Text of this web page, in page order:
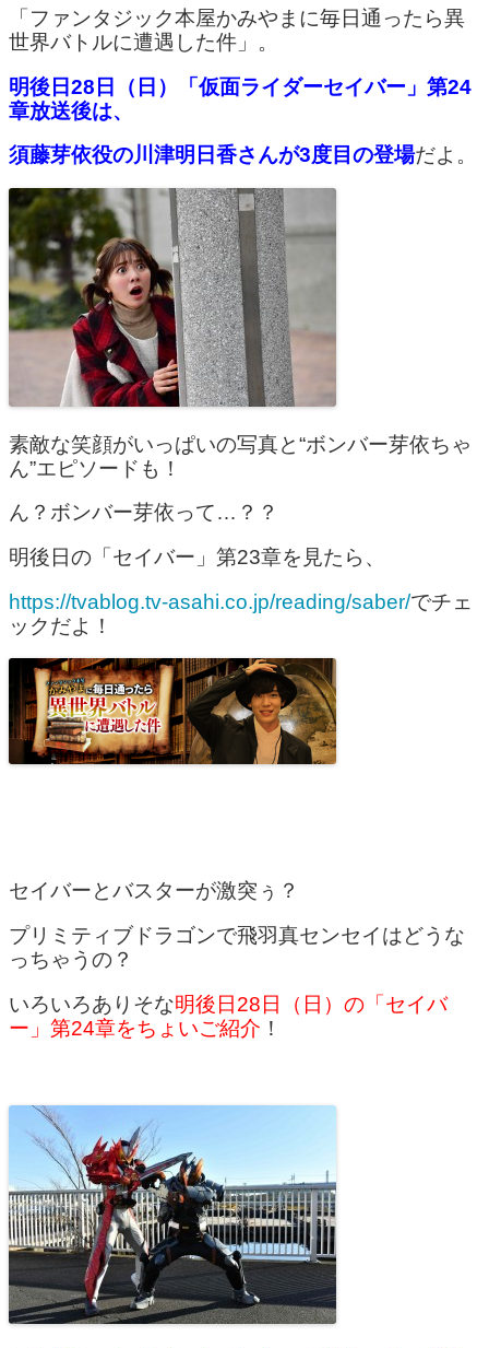
「ファンタジック本屋かみやまに毎日通ったら異
世界バトルに遭遇した件」。
明後日28日（日）「仮面ライダーセイバー」第24
章放送後は、
須藤芽依役の川津明日香さんが3度目の登場だよ。
素敵な笑顔がいっぱいの写真と“ボンバー芽依ちゃ
ん”エピソードも！
ん？ボンバー芽依って…？？
明後日の「セイバー」第23章を見たら、
https://tvablog.tv-asahi.co.jp/reading/saber/でチェ
ックだよ！
セイバーとバスターが激突ぅ？
プリミティブドラゴンで飛羽真センセイはどうな
っちゃうの？
いろいろありそな明後日28日（日）の「セイバ
ー」第24章をちょいご紹介 ！